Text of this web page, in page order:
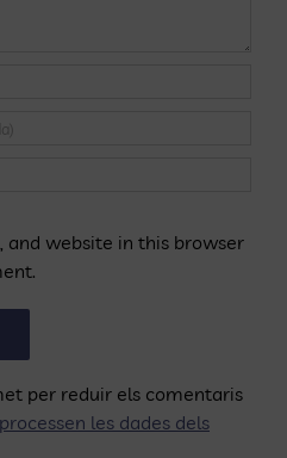
and website in this browser
per reduir els comentaris
les dades dels